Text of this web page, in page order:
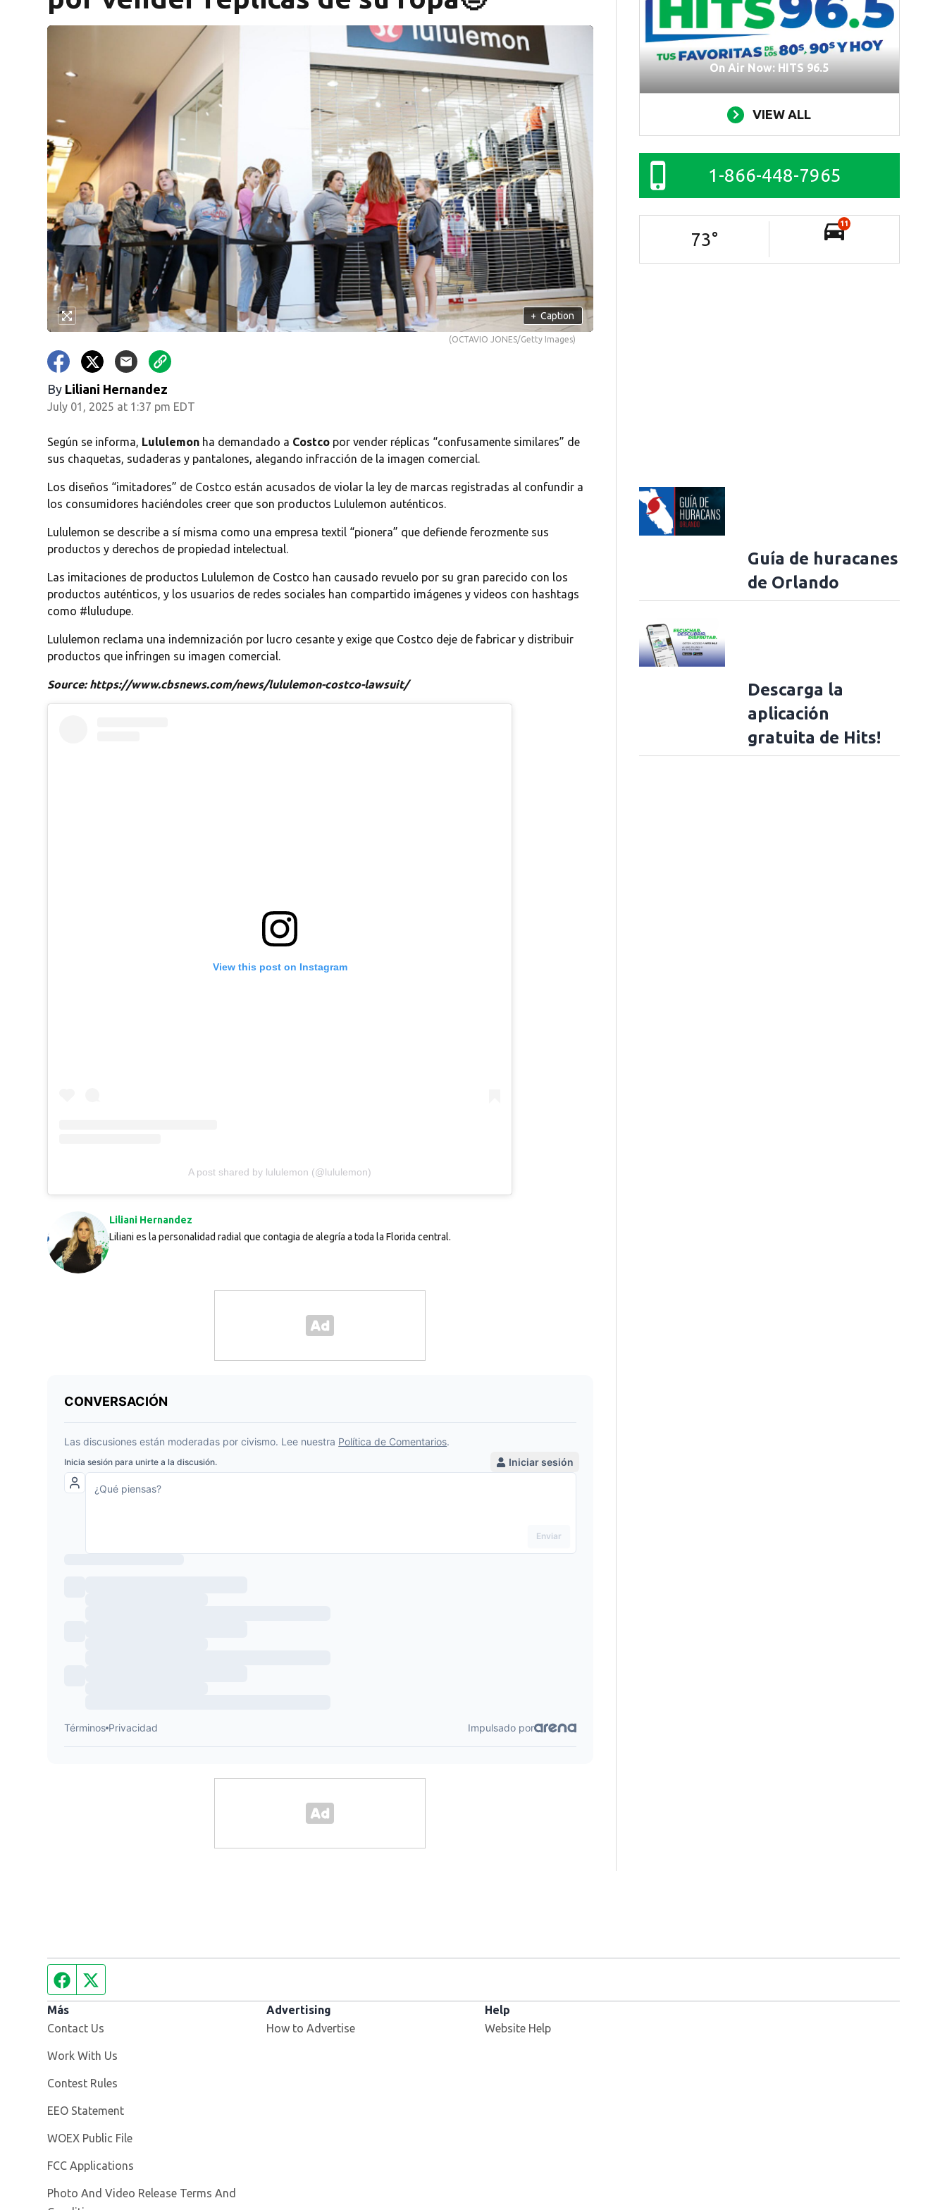
+ Caption
(OCTAVIO JONES/Getty Images)
By Liliani Hernandez
July 01, 2025 at 1:37 pm EDT
Según se informa, Lululemon ha demandado a Costco por vender réplicas “confusamente similares” de
sus chaquetas, sudaderas y pantalones, alegando infracción de la imagen comercial.
Los diseños “imitadores” de Costco están acusados ​​de violar la ley de marcas registradas al confundir a
los consumidores haciéndoles creer que son productos Lululemon auténticos.
Lululemon se describe a sí misma como una empresa textil “pionera” que defiende ferozmente sus
productos y derechos de propiedad intelectual.
Las imitaciones de productos Lululemon de Costco han causado revuelo por su gran parecido con los
productos auténticos, y los usuarios de redes sociales han compartido imágenes y videos con hashtags
como #luludupe.
Lululemon reclama una indemnización por lucro cesante y exige que Costco deje de fabricar y distribuir
productos que infringen su imagen comercial.
Source: https://www.cbsnews.com/news/lululemon-costco-lawsuit/
View this post on Instagram
A post shared by lululemon (@lululemon)
Liliani Hernandez
Liliani es la personalidad radial que contagia de alegría a toda la Florida central.
On Air Now: HITS 96.5
VIEW ALL
1-866-448-7965
73°
11
Guía de huracanes
de Orlando
Descarga la
aplicación
gratuita de Hits!
Facebook page
Más
Contact Us
Work With Us
Contest Rules
EEO Statement
WOEX Public File
FCC Applications
Photo And Video Release Terms And
Advertising
How to Advertise
Help
Website Help